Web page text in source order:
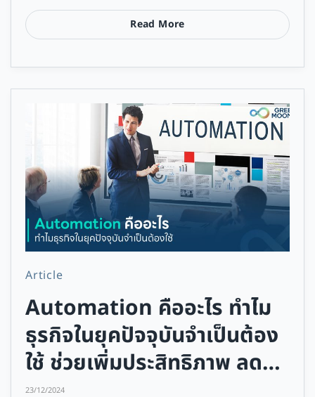
Read More
Article
Automation คืออะไร ทำไม
ธุรกิจในยุคปัจจุบันจำเป็นต้อง
ใช้ ช่วยเพิ่มประสิทธิภาพ ลด
23/12/2024